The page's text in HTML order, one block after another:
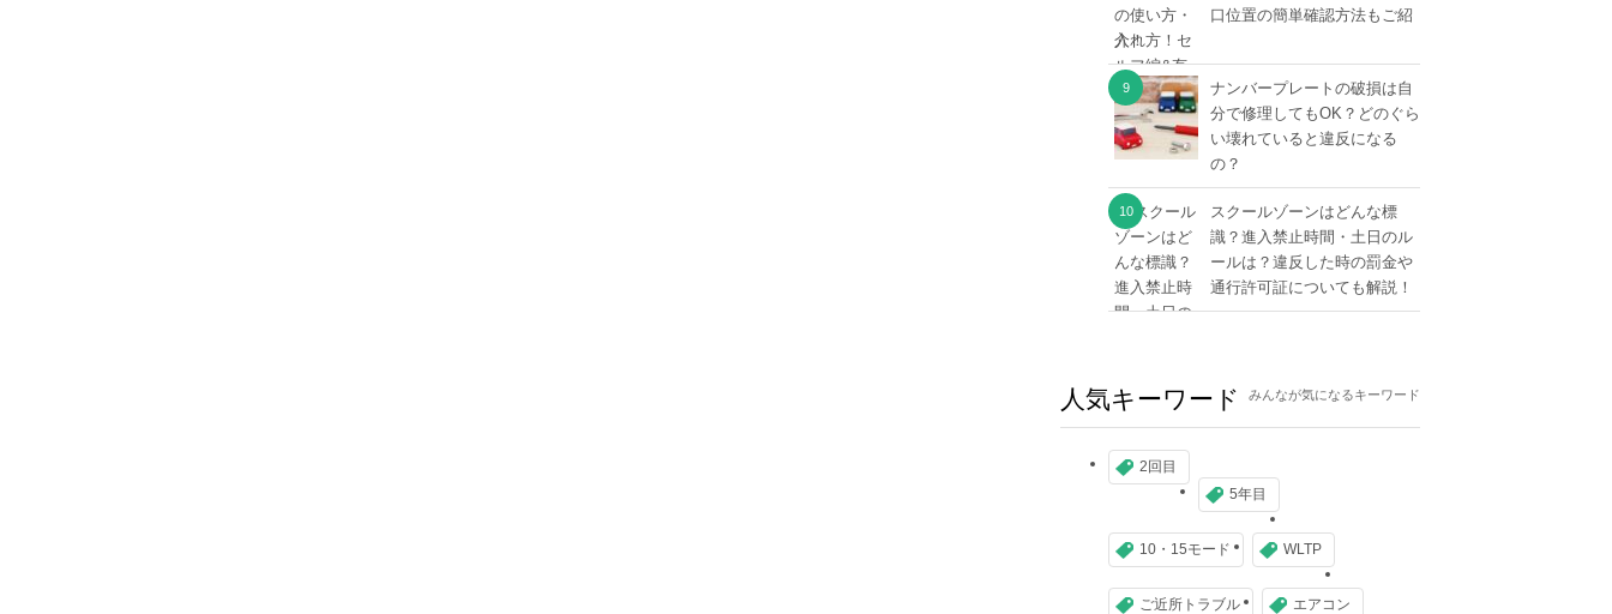
口位置の簡単確認方法もご紹
介！
ナンバープレートの破損は自
分で修理してもOK？どのぐら
い壊れていると違反になる
の？
スクールゾーンはどんな標
識？進入禁止時間・土日のル
ールは？違反した時の罰金や
通行許可証についても解説！
人気キーワード みんなが気になるキーワード
2回目
5年目
10・15モード WLTP
ご近所トラブル エアコン